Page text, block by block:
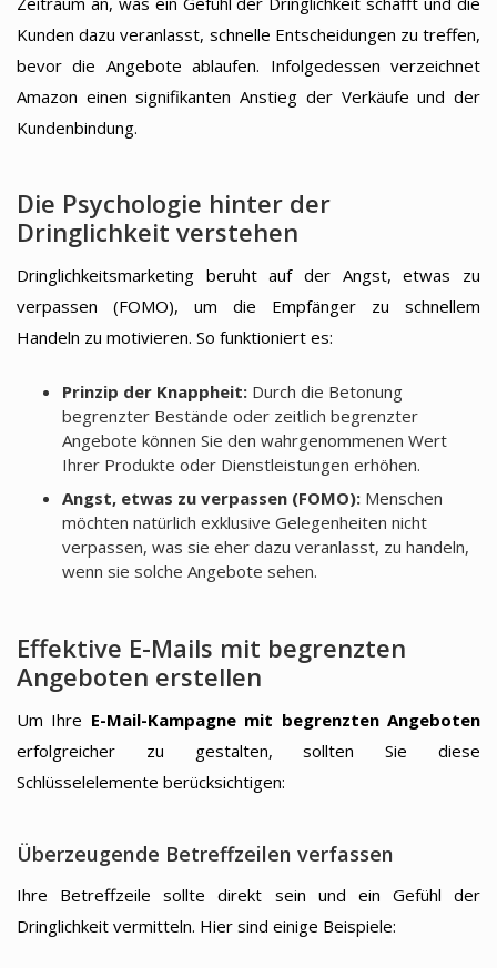
Kunden dazu veranlasst, schnelle Entscheidungen zu treffen,
bevor die Angebote ablaufen. Infolgedessen verzeichnet
Amazon einen signifikanten Anstieg der Verkäufe und der
Kundenbindung.
Die Psychologie hinter der
Dringlichkeit verstehen
Dringlichkeitsmarketing beruht auf der Angst, etwas zu
verpassen (FOMO), um die Empfänger zu schnellem
Handeln zu motivieren. So funktioniert es:
Prinzip der Knappheit:Durch die Betonung
begrenzter Bestände oder zeitlich begrenzter
Angebote können Sie den wahrgenommenen Wert
Ihrer Produkte oder Dienstleistungen erhöhen.
Angst, etwas zu verpassen (FOMO):Menschen
möchten natürlich exklusive Gelegenheiten nicht
verpassen, was sie eher dazu veranlasst, zu handeln,
wenn sie solche Angebote sehen.
Effektive E-Mails mit begrenzten
Angeboten erstellen
Um Ihre E-Mail-Kampagne mit begrenzten Angeboten
erfolgreicher zu gestalten, sollten Sie diese
Schlüsselelemente berücksichtigen:
Überzeugende Betreffzeilen verfassen
Ihre Betreffzeile sollte direkt sein und ein Gefühl der
Dringlichkeit vermitteln. Hier sind einige Beispiele: